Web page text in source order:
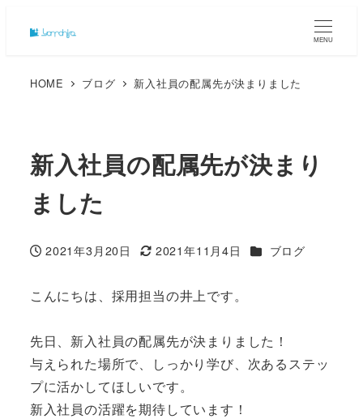
MENU
HOME ブログ 新入社員の配属先が決まりました
新入社員の配属先が決まり
ました
投稿日
2021年3月20日
更新日
2021年11月4日 カテゴリー
ブログ
こんにちは、採用担当の井上です。
先日、新入社員の配属先が決まりました！
与えられた場所で、しっかり学び、次あるステッ
プに活かしてほしいです。
新入社員の活躍を期待しています！